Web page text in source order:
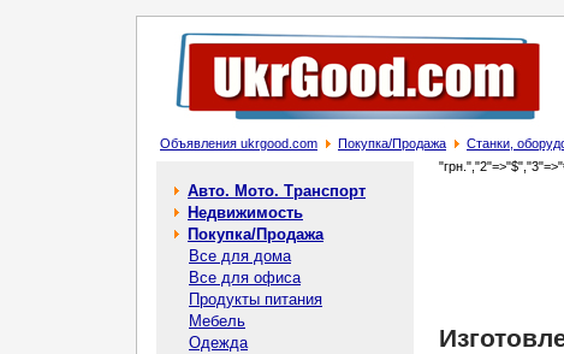
Объявления ukrgood.com Покупка/Продажа Станки,
Авто. Мото. Транспорт
Недвижимость
Покупка/Продажа
Все для дома
Все для офиса
Продукты питания
Мебель
Одежда